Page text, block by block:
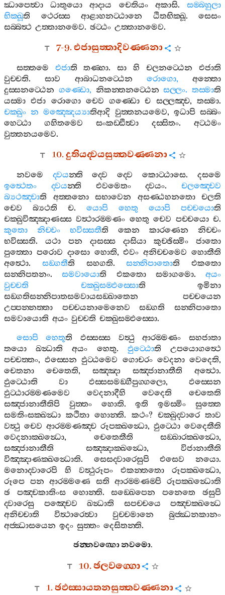
ඣාපෙත්‍වා ධාතුයො ආදාය චෙතියං අකාසි.සම‍්බහුලා
භික‍්ඛූති ථෙරස‍්ස ආළාහනට‍්ඨානෙ ඨිතභික‍්ඛූ. සෙසං
සබ‍්බත්‍ථ උත‍්තානමෙව. ඡට‍්ඨං උත‍්තානමෙව.
7-9.එජාසුත‍්තාදිවණ‍්ණනා
සත‍්තමෙ එජාති තණ‍්හා.සා හි චලනට‍්ඨෙන
එජාති
වුච‍්චති.සාව ආබාධනට‍්ඨෙන රොගො,
අන‍්තො
දුස‍්සනට‍්ඨෙන ගණ‍්ඩො, නිකන‍්තනට‍්ඨෙන සල‍්ලං. තස‍්මාති
යස‍්මා එජා රොගො චෙව ගණ‍්ඩො ච සල‍්ලඤ‍්ච,තස‍්මා.
චක‍්ඛුං න මඤ‍්ඤෙය්‍යාතිආදි වුත‍්තනයමෙව, ඉධාපි සබ‍්බං
හෙට‍්ඨා
ගහිතමෙව සංකඩ‍්ඪිත්‍වා දස‍්සිතං. අට‍්ඨමං
වුත‍්තනයමෙව.
10.දුතියද‍්වයසුත‍්තවණ‍්ණනා
නවමෙ ද‍්වයන‍්ති ද‍්වෙ ද‍්වෙ කොට‍්ඨාසෙ. දසමෙ
ඉත්‍ථෙතං
ද‍්වයන‍්ති එවමෙතං ද‍්වයං. චලඤ‍්චෙව
බ්‍යථඤ‍්චාති අත‍්තනො සභාවෙන අසණ‍්ඨහනතො
චලති
චෙව
බ්‍යථති ච. යොපි හෙතු යොපි පච‍්චයොති
චක‍්ඛුවිඤ‍්ඤාණස‍්ස වත්‍ථාරම‍්මණං හෙතු චෙව පච‍්චයො ච.
කුතො
නිච‍්චං භවිස‍්සතීති කෙන කාරණෙන
නිච‍්චං
භවිස‍්සති. යථා පන දාසස‍්ස දාසියා කුච‍්ඡිස‍්මිං
ජාතො
පුත‍්තො පරොව දාසො හොති,එවං අනිච‍්චමෙව හොතීති
අත්‍ථො. සඞ‍්ගතීති සහගති.සන‍්නිපාතොති
එකතො
සන‍්නිපතනං.සමවායොති එකතො සමාගමො. අයං
වුච‍්චති
චක‍්ඛුසම‍්ඵස‍්සොති
ඉමිනා
සඞ‍්ගතිසන‍්නිපාතසමවායසඞ‍්ඛාතෙන
පච‍්චයෙන
උප‍්පන‍්නත‍්තා
පච‍්චයනාමෙනෙව සඞ‍්ගති
සන‍්නිපාතො
සමවායොති අයං වුච‍්චති චක‍්ඛුසම‍්ඵස‍්සො.
සොපි
හෙතූති ඵස‍්සස‍්ස වත්‍ථු ආරම‍්මණං
සහජාතා
තයො
ඛන්‍ධාති අයං හෙතු. ඵුට‍්ඨොති
උපයොගත්‍ථෙ
පච‍්චත‍්තං,ඵස‍්සෙන ඵුට‍්ඨමෙව ගොචරං වෙදනා වෙදෙති,
චෙතනා
චෙතෙති, සඤ‍්ඤා සඤ‍්ජානාතීති අත්‍ථො.
ඵුට‍්ඨොති
වා ඵස‍්සසමඞ‍්ගීපුග‍්ගලො, ඵස‍්සෙන
ඵුට‍්ඨාරම‍්මණමෙව
වෙදනාදීහි වෙදෙති
චෙතෙති
සඤ‍්ජානාතීතිපි
වුත‍්තං හොති.ඉති ඉමස‍්මිං
සුත‍්තෙ
සමතිංසක‍්ඛන්‍ධා කථිතා හොන‍්ති. කථං? චක‍්ඛුද‍්වාරෙ තාව
වත්‍ථු චෙව ආරම‍්මණඤ‍්ච රූපක‍්ඛන්‍ධො, ඵුට‍්ඨො වෙදෙතීති
වෙදනාක‍්ඛන්‍ධො, චෙතෙතීති සඞ‍්ඛාරක‍්ඛන්‍ධො,
සඤ‍්ජානාතීති
සඤ‍්ඤාක‍්ඛන්‍ධො, විජානාතීති
විඤ‍්ඤාණක‍්ඛන්‍ධොති. සෙසද‍්වාරෙසුපි එසෙව නයො.
මනොද‍්වාරෙපි
හි වත්‍ථුරූපං එකන‍්තතො රූපක‍්ඛන්‍ධො,
රූපෙ පන ආරම‍්මණෙ සති ආරම‍්මණම‍්පි රූපක‍්ඛන්‍ධොති
ඡ
පඤ‍්චකාතිංස හොන‍්ති.සඞ‍්ඛෙපෙන පනෙතෙ
ඡසුපි
ද‍්වාරෙසු
පඤ‍්චෙව ඛන්‍ධාති සපච‍්චයෙ
පඤ‍්චක‍්ඛන්‍ධෙ
අනිච‍්චාති
විත්‍ථාරෙත්‍වා වුච‍්චමානෙ
බුජ‍්ඣනකානං
අජ‍්ඣාසයෙන ඉදං සුත‍්තං දෙසිතන‍්ති.
ඡන‍්නවග‍්ගොනවමො.
10.ඡලවග‍්ගො
1.ඡඵස‍්සායතනසුත‍්තවණ‍්ණනා